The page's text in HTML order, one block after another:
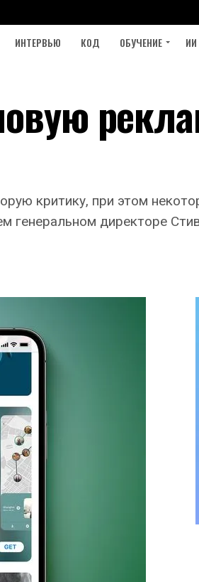
ИНТЕРВЬЮ КОД ОБУЧЕНИЕ ИИ
критику, при этом
генеральном директоре